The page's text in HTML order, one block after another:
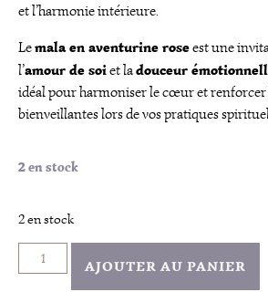
et l’harmonie intérieure.
Lemala en aventurine roseest une
l’amour de soiet ladouceur
idéal pour harmoniser le cœur et renforcer
bienveillantes lors de vos pratiques
2 en stock
2 en stock
AJOUTER AU PANIER